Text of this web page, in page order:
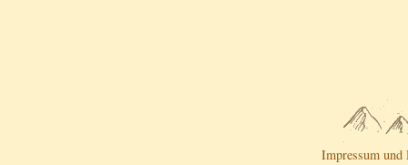
Impressum und